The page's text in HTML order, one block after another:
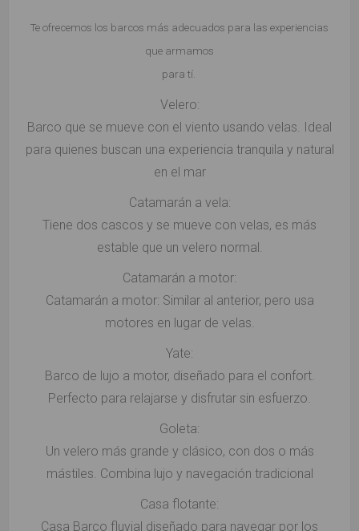
Te ofrecemos los barcos más adecuados para las experiencias
que armamos
para tí.
Velero:
Barco que se mueve con el viento usando velas. Ideal
para quienes buscan una experiencia tranquila y natural
en el mar
Catamarán a vela:
Tiene dos cascos y se mueve con velas, es más
estable que un velero normal.
Catamarán a motor:
Catamarán a motor: Similar al anterior, pero usa
motores en lugar de velas.
Yate:
Barco de lujo a motor, diseñado para el confort.
Perfecto para relajarse y disfrutar sin esfuerzo.
Goleta:
Un velero más grande y clásico, con dos o más
mástiles. Combina lujo y navegación tradicional
Casa flotante:
Casa Barco fluvial diseñado para navegar por los